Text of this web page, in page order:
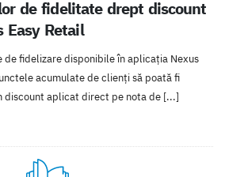
de fidelitate drept discount
Easy Retail
fidelizare disponibile în aplicația Nexus
acumulate de clienți să poată fi
aplicat direct pe nota de [...]